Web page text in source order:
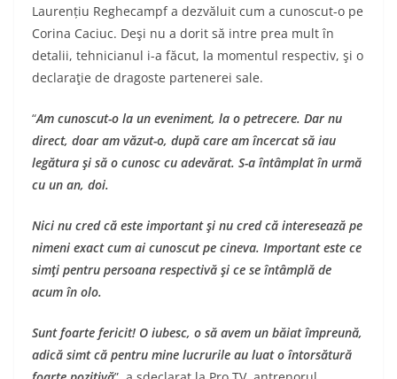
Laurențiu Reghecampf a dezvăluit cum a cunoscut-o pe
Corina Caciuc. Deşi nu a dorit să intre prea mult în
detalii, tehnicianul i-a făcut, la momentul respectiv, şi o
declaraţie de dragoste partenerei sale.
“Am cunoscut-o la un eveniment, la o petrecere. Dar nu
direct, doar am văzut-o, după care am încercat să iau
legătura şi să o cunosc cu adevărat. S-a întâmplat în urmă
cu un an, doi.
Nici nu cred că este important şi nu cred că interesează pe
nimeni exact cum ai cunoscut pe cineva. Important este ce
simţi pentru persoana respectivă şi ce se întâmplă de
acum în olo.
Sunt foarte fericit! O iubesc, o să avem un băiat împreună,
adică simt că pentru mine lucrurile au luat o întorsătură